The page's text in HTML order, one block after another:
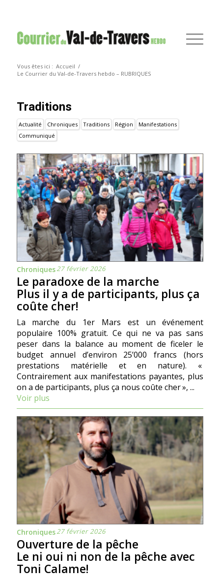
Vous êtes ici : Accueil /
Le Courrier du Val-de-Travers hebdo – RUBRIQUES
Traditions
Actualité Chroniques Traditions Région
Manifestations
Communiqué
Chroniques27 février 2026
Le paradoxe de la marche
Plus il y a de participants, plus ça
coûte cher!
La marche du 1er Mars est un événement
populaire 100% gratuit. Ce qui ne va pas sans
peser dans la balance au moment de ficeler le
budget annuel d’environ 25’000 francs (hors
prestations matérielle et en nature). «
Contrairement aux manifestations payantes, plus
on a de participants, plus ça nous coûte cher », ...
Voir plus
Chroniques27 février 2026
Ouverture de la pêche
Le ni oui ni non de la pêche avec
Toni Calame!